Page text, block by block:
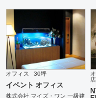
オフィス 30坪
イベント オフィス
株式会社 マイズ・ワン 一級建